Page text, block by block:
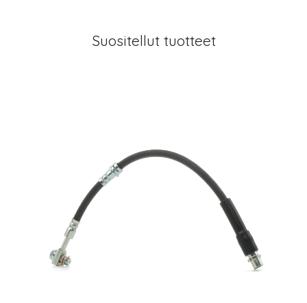
Suositellut tuotteet